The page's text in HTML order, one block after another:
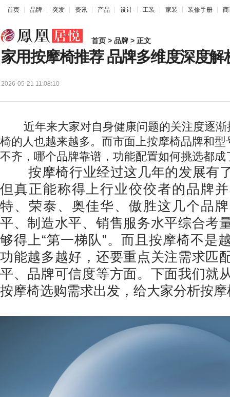
首页 品牌 突发 资讯 产品 设计 工装 家装 装修手册
首页 > 品牌 > 正文
家用按摩椅推荐 品牌多维度深度解
2026-05-21 11:08:10
近年来大家对自身健康问题的关注度逐渐
椅的人也越来越多。而市面上按摩椅品牌和
不齐，哪个品牌靠谱，功能配置如何挑选都成
按摩椅行业经过这几年的发展有
但真正能称得上行业佼佼者的品牌
特、荣泰、奥佳华、傲胜这几个品
平、制造水平、销售服务水平综合考
够得上“第一梯队”。而且按摩椅不是
功能越多越好，还要重点关注需求匹
平、品牌可信度等方面。下面我们就
按摩椅选购需求出发，给大家分析按